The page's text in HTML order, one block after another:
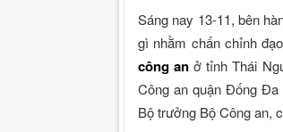
Sáng nay 13-11, bên
gì nhằm chấn chỉnh
công an ở tỉnh Thái
Công an quận Đống
Bộ trưởng Bộ Công an,